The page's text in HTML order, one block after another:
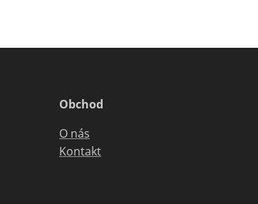
Obchod
O nás
Kontakt